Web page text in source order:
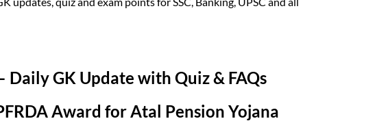
GK Update with Quiz & FAQs
Award for Atal Pension Yojana